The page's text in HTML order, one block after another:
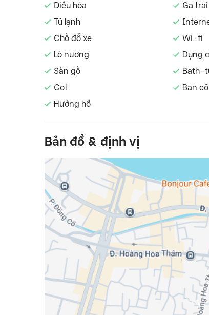
Điều hòa Ga
Tủ lạnh
Chỗ đỗ xe
Wi-fi
Lò nướng
Dụng
Sàn gỗ
Bath-
Cot
Ban
Hướng hồ
Bản đồ & định vị